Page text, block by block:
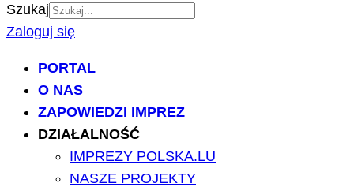
Szukaj
Zaloguj się
PORTAL
O NAS
ZAPOWIEDZI IMPREZ
DZIAŁALNOŚĆ
IMPREZY POLSKA.LU
NASZE PROJEKTY